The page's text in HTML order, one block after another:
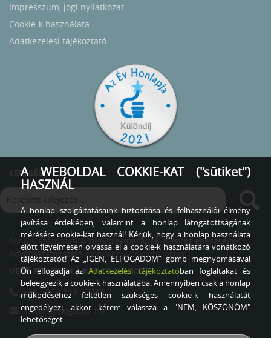
Impresszum, jogi nyilatkozat
Cookie-k használata
Adatkezelési tájékoztató
KERESÉS
Fontos számodra aVegyszermaradék-mentes egészséges
növénytermesztés és növényvédelem, akkor
VEDD FEL VELEM A KAPCSOLATOT
+36 - 20 / 519 - 2745
info@siposgazda.hu
A WEBOLDAL COKKIE-KAT ("sütiket")
HASZNÁL
A honlap szolgáltatásaink biztosítása és felhasználói élmény
javítása érdekében, valamint a honlap látogatottságának
mérésére cookie-kat használ! Kérjük, hogy a honlap használata
előtt figyelmesen olvassa el a cookie-k használatára vonatkozó
tájékoztatót! Az „IGEN, ELFOGADOM” gomb megnyomásával
Ön elfogadja azAdatkezelési tájékoztatóban foglaltakat és
beleegyezik a cookie-k használatába. Amennyiben csak a honlap
működéséhez feltétlen szükséges cookie-k használatát
engedélyezi, akkor kérem válassza a "NEM, KÖSZÖNÖM"
lehetőséget.